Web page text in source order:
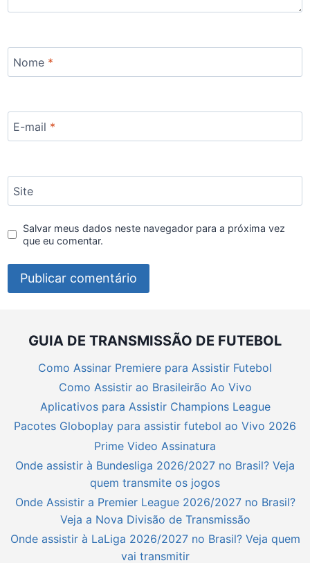
Nome *
E-mail *
Site
Salvar meus dados neste navegador para a próxima vez
que eu comentar.
GUIA DE TRANSMISSÃO DE FUTEBOL
Como Assinar Premiere para Assistir Futebol
Como Assistir ao Brasileirão Ao Vivo
Aplicativos para Assistir Champions League
Pacotes Globoplay para assistir futebol ao Vivo 2026
Prime Video Assinatura
Onde assistir à Bundesliga 2026/2027 no Brasil? Veja
quem transmite os jogos
Onde Assistir a Premier League 2026/2027 no Brasil?
Veja a Nova Divisão de Transmissão
Onde assistir à LaLiga 2026/2027 no Brasil? Veja quem
vai transmitir